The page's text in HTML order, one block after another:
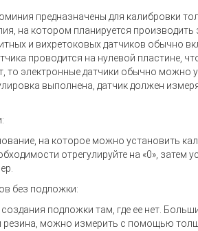
предназначены для калибровки
на котором планируется производить
и вихретоковых датчиков обычно
проводится на нулевой пластине,
то электронные датчики обычно можно
выполнена, датчик должен
на которое можно установить
отрегулируйте на «0», затем
без подложки:
подложки там, где ее нет.
и резина, можно измерить с помощью